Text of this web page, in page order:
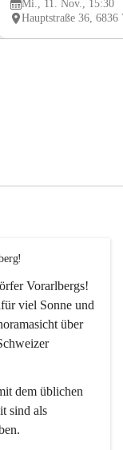
Mi., 11. Nov., 15:30
Vorarlbergs!
viel Sonne und
über
dem üblichen
sind als